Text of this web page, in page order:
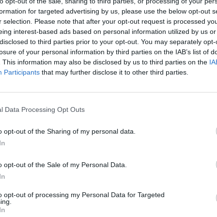
for targeted advertising by us, please use the below opt-out
selection. Please note that after your opt-out request is processed
interest-based ads based on personal information utilized by us
to third parties prior to your opt-out. You may separately
of your personal information by third parties on the IAB’s list of
This information may also be disclosed by us to third parties on the
Participants that may further disclose it to other third parties.
Data Processing Opt Outs
opt-out of the Sharing of my personal data.
opt-out of the Sale of my Personal Data.
opt-out of processing my Personal Data for Targeted
on actualment passen 2.200 trens de mercaderies
això es demana estudiar la viabilitat del soterrament
i de perillositat. Com a mesures transitòries els
trens de mercaderies i la restricció del xiulet a la
els grups menys el dels socialistes.
Article següent